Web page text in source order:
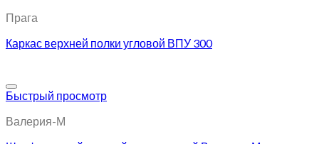
Прага
Каркас верхней полки угловой ВПУ 300
Быстрый просмотр
Валерия-М